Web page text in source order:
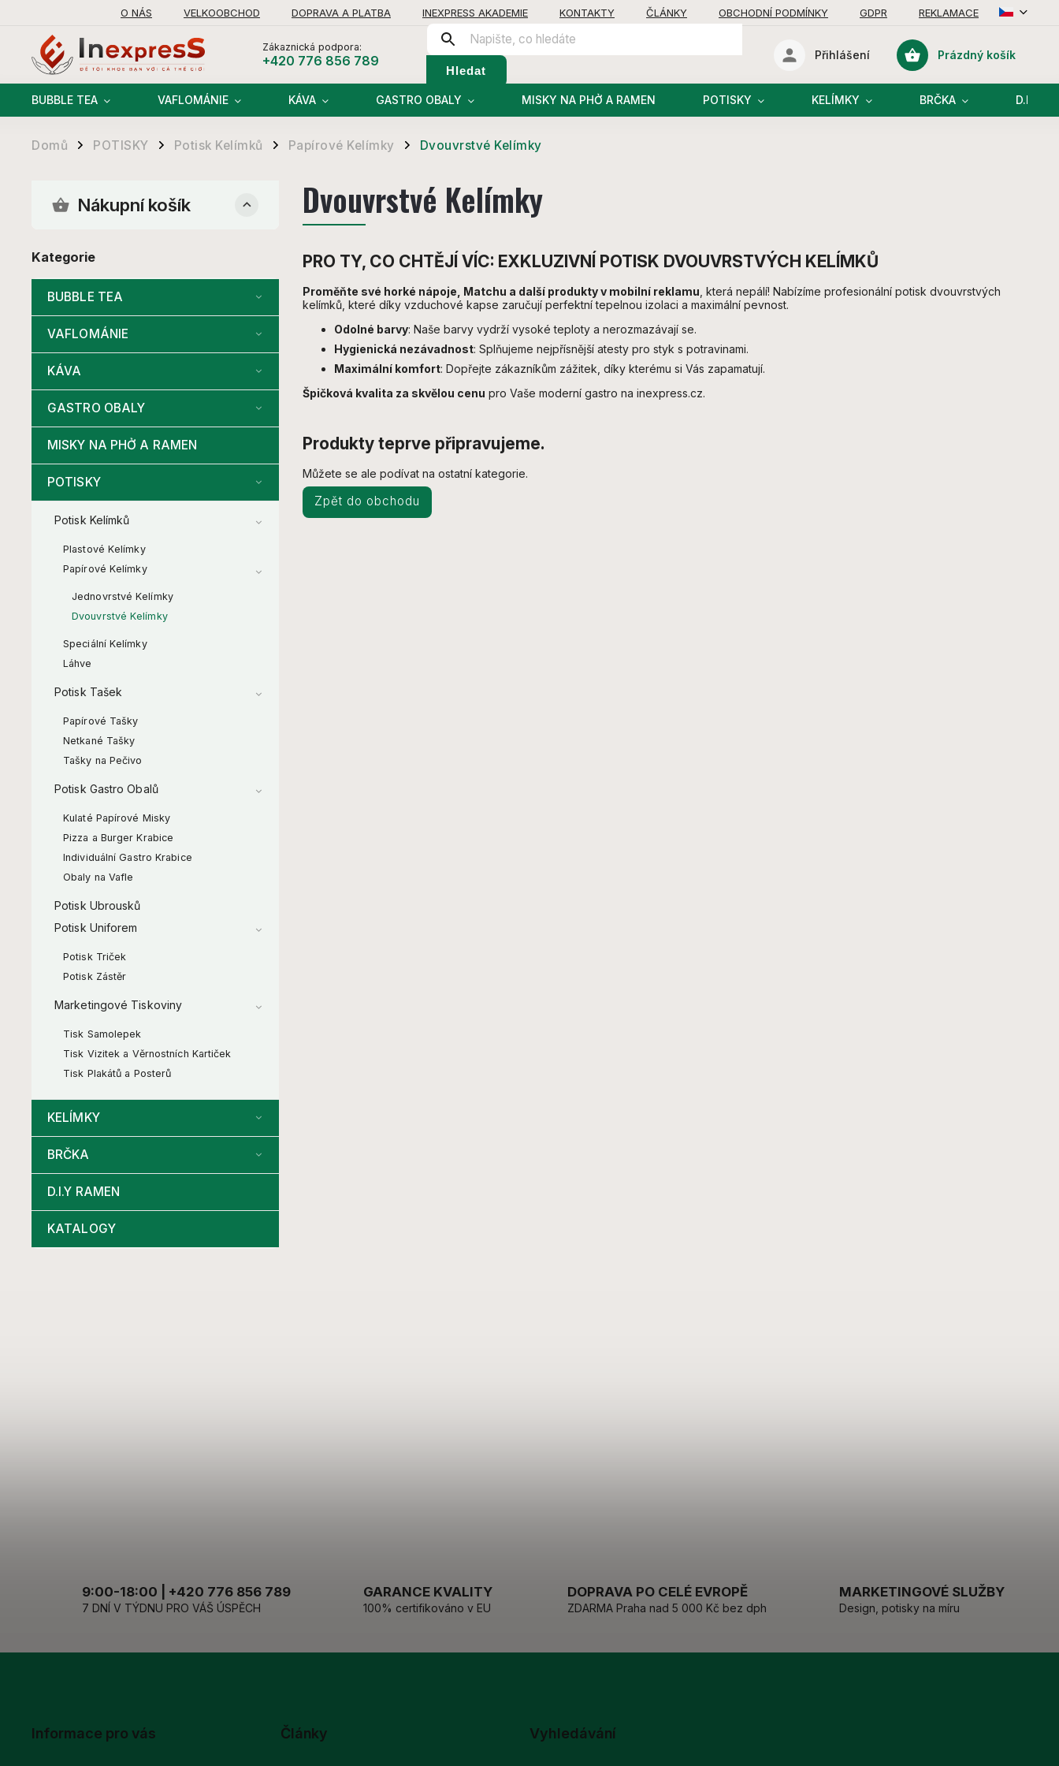
O NÁS VELKOOBCHOD DOPRAVA A PLATBA INEXPRESS AKADEMIE KONTAKTY ČLÁNKY OBCHODNÍ PODMÍNKY GDPR REKLAMACE
Zákaznická podpora:
+420 776 856 789
Hledat
Nákupní
Prázdný košík
Přihlášení
BUBBLE TEA VAFLOMÁNIE KÁVA GASTRO OBALY MISKY NA PHỞ A RAMEN POTISKY KELÍMKY BRČKA D.I.Y
Domů / POTISKY / Potisk Kelímků / Papírové Kelímky / Dvouvrstvé Kelímky
Nákupní košík
Kategorie
BUBBLE TEA
VAFLOMÁNIE
KÁVA
GASTRO OBALY
MISKY NA PHỞ A RAMEN
POTISKY
Potisk Kelímků
Plastové Kelímky
Papírové Kelímky
Jednovrstvé Kelímky
Dvouvrstvé Kelímky
Speciální Kelímky
Láhve
Potisk Tašek
Papírové Tašky
Netkané Tašky
Tašky na Pečivo
Potisk Gastro Obalů
Kulaté Papírové Misky
Pizza a Burger Krabice
Individuální Gastro Krabice
Obaly na Vafle
Potisk Ubrousků
Potisk Uniforem
Potisk Triček
Potisk Zástěr
Marketingové Tiskoviny
Tisk Samolepek
Tisk Vizitek a Věrnostních Kartiček
Tisk Plakátů a Posterů
KELÍMKY
BRČKA
D.I.Y RAMEN
KATALOGY
Dvouvrstvé Kelímky
PRO TY, CO CHTĚJÍ VÍC: EXKLUZIVNÍ POTISK DVOUVRSTVÝCH KELÍMKŮ
Proměňte své horké nápoje, Matchu a další produkty v mobilní reklamu, která nepálí! Nabízíme profesionální potisk dvouvrstvých
kelímků, které díky vzduchové kapse zaručují perfektní tepelnou izolaci a maximální pevnost.
Odolné barvy: Naše barvy vydrží vysoké teploty a nerozmazávají se.
Hygienická nezávadnost: Splňujeme nejpřísnější atesty pro styk s potravinami.
Maximální komfort: Dopřejte zákazníkům zážitek, díky kterému si Vás zapamatují.
Špičková kvalita za skvělou cenu pro Vaše moderní gastro na inexpress.cz.
Produkty teprve připravujeme.
Můžete se ale podívat na ostatní kategorie.
Zpět do obchodu
9:00-18:00 | +420 776 856 789
7 DNÍ V TÝDNU PRO VÁŠ ÚSPĚCH
GARANCE KVALITY
100% certifikováno v EU
DOPRAVA PO CELÉ EVROPĚ
ZDARMA Praha nad 5 000 Kč bez dph
MARKETINGOVÉ SLUŽBY
Design, potisky na míru
Informace pro vás Články Vyhledávání